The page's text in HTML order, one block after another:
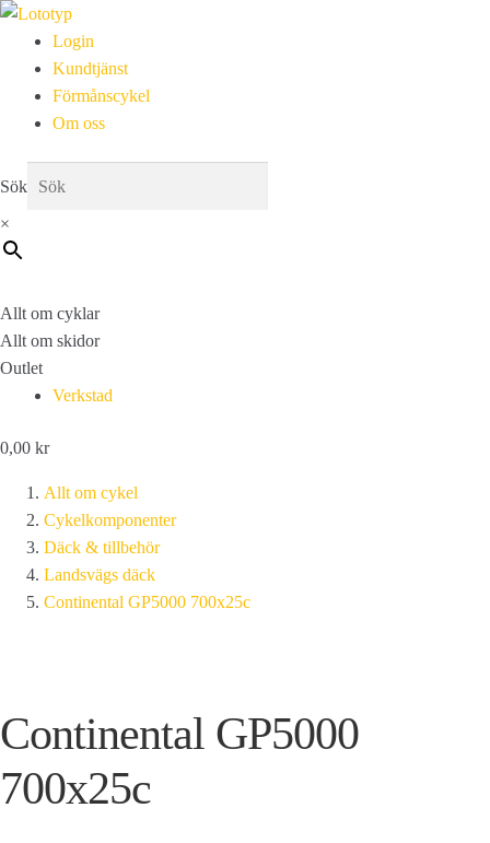
Login
Kundtjänst
Förmånscykel
Om oss
Sök
×
Allt om cyklar
Allt om skidor
Outlet
Verkstad
0,00 kr
Allt om cykel
Cykelkomponenter
Däck & tillbehör
Landsvägs däck
Continental GP5000 700x25c
Continental GP5000
700x25c